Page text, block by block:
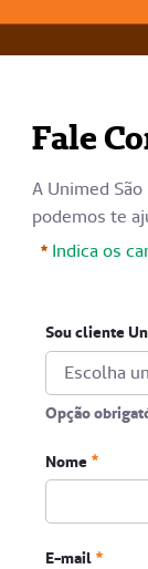
Fale
A Unimed
podemos te
Indica os
Sou cliente
Escolha
Opção
Opção
Nome
E-mail